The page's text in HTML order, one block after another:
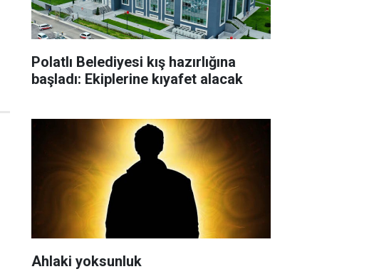
Polatlı Belediyesi kış hazırlığına
başladı: Ekiplerine kıyafet alacak
Ahlaki yoksunluk